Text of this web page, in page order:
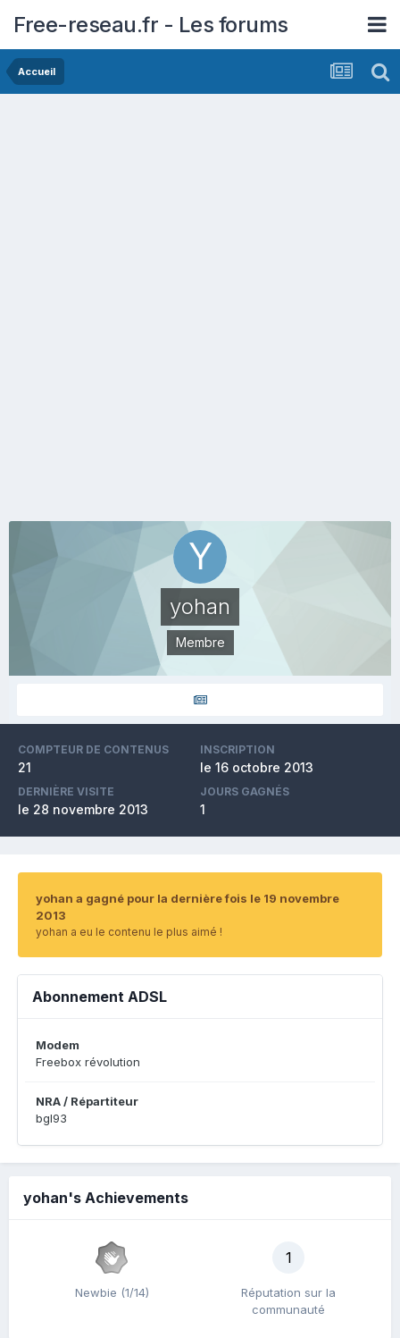
Free-reseau.fr - Les forums
Accueil
yohan
Membre
COMPTEUR DE CONTENUS
21
INSCRIPTION
le 16 octobre 2013
DERNIÈRE VISITE
le 28 novembre 2013
JOURS GAGNÉS
1
yohan a gagné pour la dernière fois le 19 novembre
2013
yohan a eu le contenu le plus aimé !
Abonnement ADSL
Modem
Freebox révolution
NRA / Répartiteur
bgl93
yohan's Achievements
Newbie (1/14)
1
Réputation sur la
communauté